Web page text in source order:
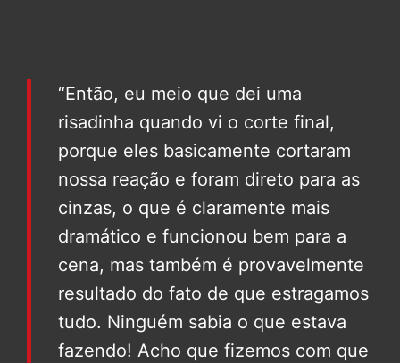
“Então, eu meio que dei uma
risadinha quando vi o corte final,
porque eles basicamente cortaram
nossa reação e foram direto para as
cinzas, o que é claramente mais
dramático e funcionou bem para a
cena, mas também é provavelmente
resultado do fato de que estragamos
tudo. Ninguém sabia o que estava
fazendo! Acho que fizemos com que